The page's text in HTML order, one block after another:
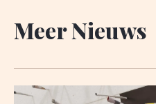
Meer Nieuws